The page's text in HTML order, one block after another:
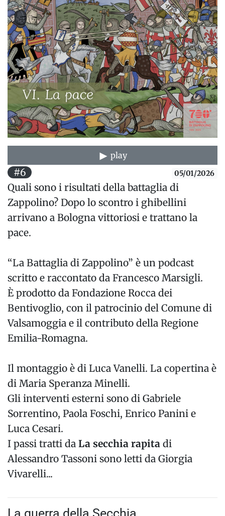
play
#6 05/01/2026
Quali sono i risultati della battaglia di
Zappolino? Dopo lo scontro i ghibellini
arrivano a Bologna vittoriosi e trattano la
pace.
“La Battaglia di Zappolino” è un podcast
scritto e raccontato da Francesco Marsigli.
È prodotto da Fondazione Rocca dei
Bentivoglio, con il patrocinio del Comune di
Valsamoggia e il contributo della Regione
Emilia-Romagna.
Il montaggio è di Luca Vanelli. La copertina è
di Maria Speranza Minelli.
Gli interventi esterni sono di Gabriele
Sorrentino, Paola Foschi, Enrico Panini e
Luca Cesari.
I passi tratti da La secchia rapita di
Alessandro Tassoni sono letti da Giorgia
Vivarelli...